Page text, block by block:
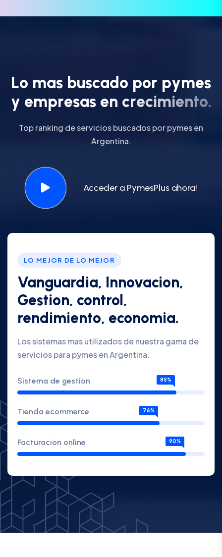
Lo mas buscado por pymes
y empresas en crecimiento.
Top ranking de servicios buscados por pymes en
Argentina.
Acceder a PymesPlus ahora!
LO MEJOR DE LO MEJOR
Vanguardia, Innovacion,
Gestion, control,
rendimiento, economia.
Los sistemas mas utilizados de nuestra gama de
servicios para pymes en Argentina.
Sistema de gestion 85%
Tienda ecommerce 76%
Facturacion online 90%